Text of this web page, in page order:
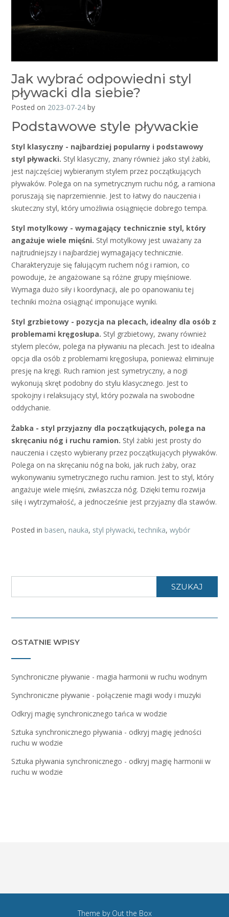
Jak wybrać odpowiedni styl
pływacki dla siebie?
Posted on 2023-07-24 by
Podstawowe style pływackie
Styl klasyczny - najbardziej popularny i podstawowy
styl pływacki. Styl klasyczny, znany również jako styl żabki,
jest najczęściej wybieranym stylem przez początkujących
pływaków. Polega on na symetrycznym ruchu nóg, a ramiona
poruszają się naprzemiennie. Jest to łatwy do nauczenia i
skuteczny styl, który umożliwia osiągnięcie dobrego tempa.
Styl motylkowy - wymagający technicznie styl, który
angażuje wiele mięśni. Styl motylkowy jest uważany za
najtrudniejszy i najbardziej wymagający technicznie.
Charakteryzuje się falującym ruchem nóg i ramion, co
powoduje, że angażowane są różne grupy mięśniowe.
Wymaga dużo siły i koordynacji, ale po opanowaniu tej
techniki można osiągnąć imponujące wyniki.
Styl grzbietowy - pozycja na plecach, idealny dla osób z
problemami kręgosłupa. Styl grzbietowy, zwany również
stylem pleców, polega na pływaniu na plecach. Jest to idealna
opcja dla osób z problemami kręgosłupa, ponieważ eliminuje
presję na kręgi. Ruch ramion jest symetryczny, a nogi
wykonują skręt podobny do stylu klasycznego. Jest to
spokojny i relaksujący styl, który pozwala na swobodne
oddychanie.
Żabka - styl przyjazny dla początkujących, polega na
skręcaniu nóg i ruchu ramion. Styl żabki jest prosty do
nauczenia i często wybierany przez początkujących pływaków.
Polega on na skręcaniu nóg na boki, jak ruch żaby, oraz
wykonywaniu symetrycznego ruchu ramion. Jest to styl, który
angażuje wiele mięśni, zwłaszcza nóg. Dzięki temu rozwija
siłę i wytrzymałość, a jednocześnie jest przyjazny dla stawów.
Posted in basen, nauka, styl pływacki, technika, wybór
SZUKAJ
OSTATNIE WPISY
Synchroniczne pływanie - magia harmonii w ruchu wodnym
Synchroniczne pływanie - połączenie magii wody i muzyki
Odkryj magię synchronicznego tańca w wodzie
Sztuka synchronicznego pływania - odkryj magię jedności
ruchu w wodzie
Sztuka pływania synchronicznego - odkryj magię harmonii w
ruchu w wodzie
Theme by Out the Box